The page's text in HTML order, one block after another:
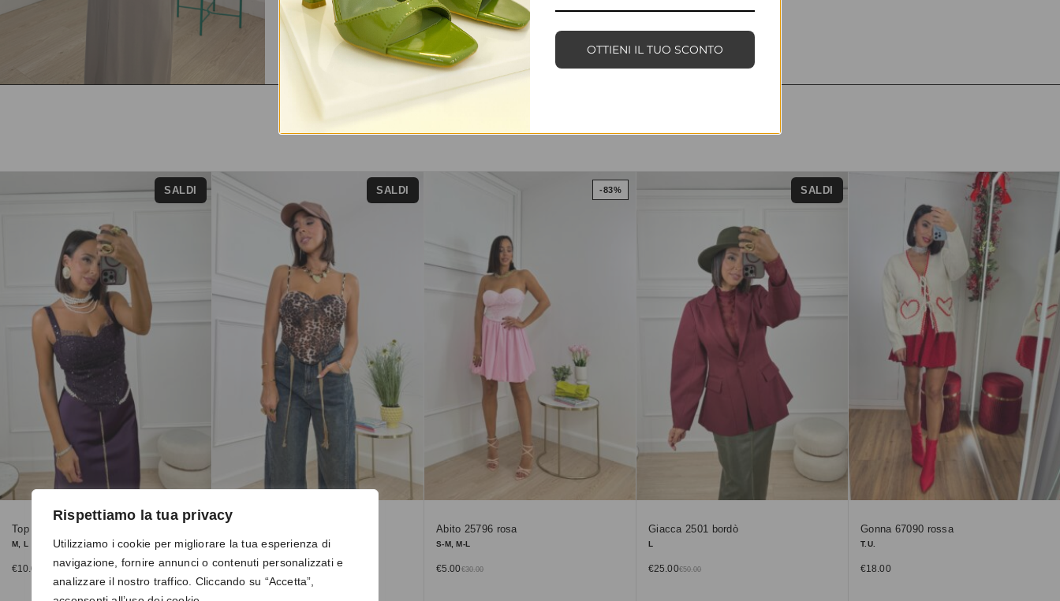
Rispettiamo la tua privacy
Utilizziamo i cookie per migliorare la tua esperienza di
navigazione, fornire annunci o contenuti personalizzati e
analizzare il nostro traffico. Cliccando su “Accetta”,
SALDI
Top 42302 viola
M, L
€10.00
SALDI
T.U.
20.00
€10.00
-83%
Abito 25796 rosa
S-M, M-L
€30.00
€5.00
SALDI
Giacca 2501 bordò
L
€50.00
€25.00
Gonna 67090 rossa
T.U.
€18.00
OTTIENI IL TUO SCONTO